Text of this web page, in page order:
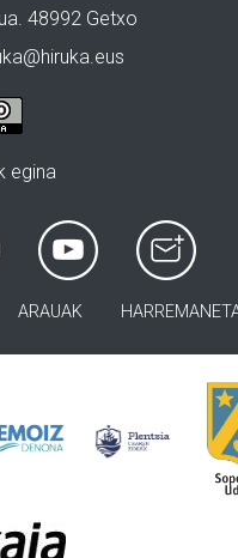
48992 Getxo
egina
ARAUAK